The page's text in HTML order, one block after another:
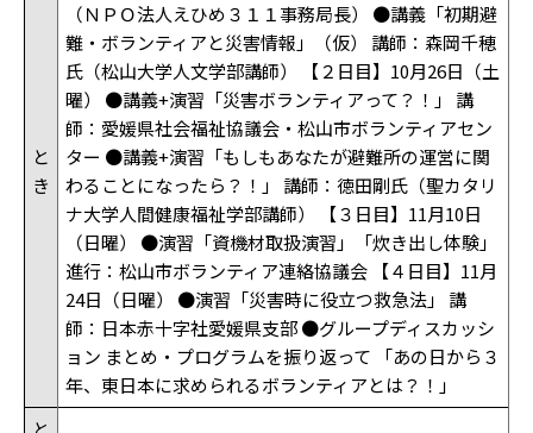
と
き
（ＮＰＯ法人えひめ３１１事務局長） ●講義「初期避
難・ボランティアと災害情報」（仮） 講師：森岡千穂
氏（松山大学人文学部講師） 【２日目】10月26日（土
曜） ●講義+演習「災害ボランティアって？！」 講
師：愛媛県社会福祉協議会・松山市ボランティアセン
ター ●講義+演習「もしもあなたが避難所の運営に関
わることになったら？！」 講師：徳田剛氏（聖カタリ
ナ大学人間健康福祉学部講師） 【３日目】11月10日
（日曜） ●演習「資機材取扱演習」「炊き出し体験」
進行：松山市ボランティア連絡協議会 【４日目】11月
24日（日曜） ●演習「災害時に役立つ救急法」 講
師：日本赤十字社愛媛県支部 ●グループディスカッシ
ョン まとめ・プログラムを振り返って 「あの日から３
年、東日本に求められるボランティアとは？！」